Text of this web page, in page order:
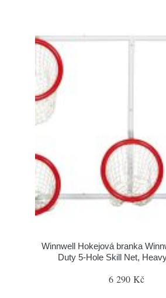
Winnwell Hokejová branka
Duty 5-Hole Skill Net,
6 290 Kč